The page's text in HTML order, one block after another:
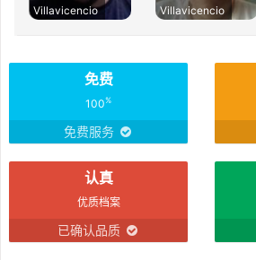
Villavicencio
Villavicencio
免费
100%
免费服务
认真
优质档案
已确认品质